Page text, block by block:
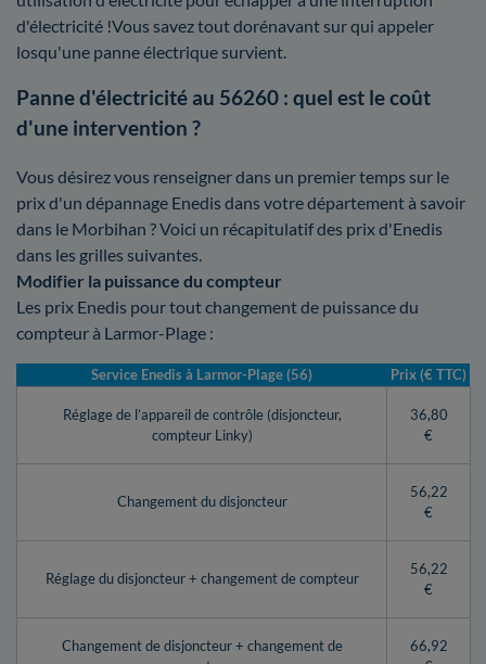
d'électricité !Vous savez tout dorénavant sur qui appeler
losqu'une panne électrique survient.
Panne d'électricité au 56260 : quel est le coût
d'une intervention ?
Vous désirez vous renseigner dans un premier temps sur le
prix d'un dépannage Enedis dans votre département à savoir
dans le Morbihan ? Voici un récapitulatif des prix d'Enedis
dans les grilles suivantes.
Modifier la puissance du compteur
Les prix Enedis pour tout changement de puissance du
compteur à Larmor-Plage :
Service Enedis à Larmor-Plage (56) Prix (€ TTC)
Réglage de l’appareil de contrôle (disjoncteur,
compteur Linky)
36,80
€
Changement du disjoncteur
56,22
€
Réglage du disjoncteur + changement de compteur
56,22
€
Changement de disjoncteur + changement de
66,92